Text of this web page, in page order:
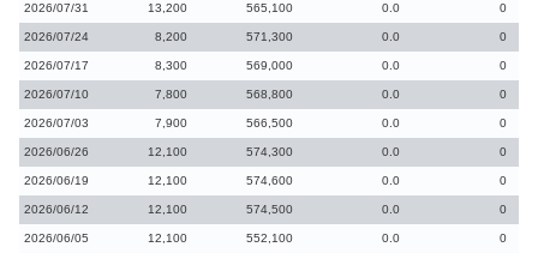
2026/07/31
13,200 565,100 0.0 0
2026/07/24 8,200 571,300 0.0 0
2026/07/17 8,300 569,000 0.0 0
2026/07/10 7,800 568,800 0.0 0
2026/07/03 7,900 566,500 0.0 0
2026/06/26 12,100 574,300 0.0 0
2026/06/19 12,100 574,600 0.0 0
2026/06/12 12,100 574,500 0.0 0
2026/06/05 12,100 552,100 0.0 0